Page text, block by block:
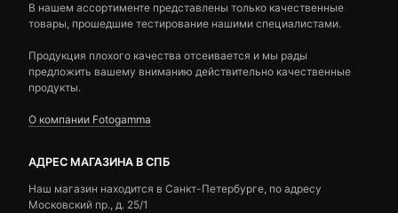
В нашем ассортименте представлены только качественные
товары, прошедшие тестирование нашими специалистами.
Продукция плохого качества отсеивается и мы рады
предложить вашему вниманию действительно качественные
продукты.
О компании Fotogamma
АДРЕС МАГАЗИНА В СПБ
Наш магазин находится в Санкт-Петербурге, по адресу
Московский пр., д. 25/1